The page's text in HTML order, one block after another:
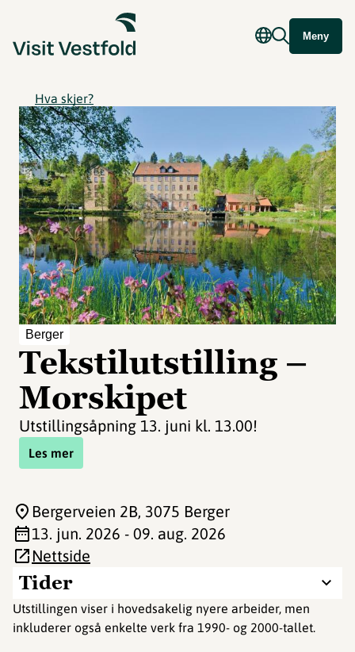
Meny
Hva skjer?
Berger
Tekstilutstilling –
Morskipet
Utstillingsåpning 13. juni kl. 13.00!
Les mer
Tider
Utstillingen viser i hovedsakelig nyere arbeider, men
inkluderer også enkelte verk fra 1990- og 2000-tallet.
Bergerveien 2B, 3075 Berger
13. jun. 2026 - 09. aug. 2026
Nettside